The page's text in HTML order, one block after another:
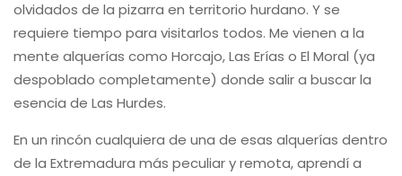
olvidados de la pizarra en territorio hurdano. Y se
requiere tiempo para visitarlos todos. Me vienen a la
mente alquerías como Horcajo, Las Erías o El Moral (ya
despoblado completamente) donde salir a buscar la
esencia de Las Hurdes.
En un rincón cualquiera de una de esas alquerías dentro
de la Extremadura más peculiar y remota, aprendí a